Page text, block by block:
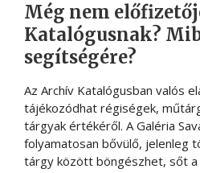
Még nem
Katalógusnak?
segítségére?
Az Archív Katalógusban valós
tájékozódhat régiségek,
tárgyak értékéről. A Galéria
folyamatosan bővülő, jelenleg
tárgy között böngészhet, sőt a